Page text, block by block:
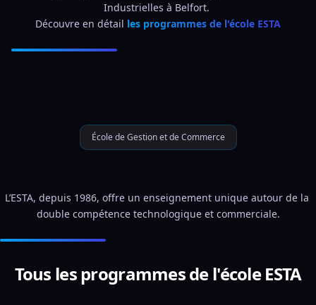
Industrielles à Belfort.
Découvre en détail les programmes de l'école ESTA
École de Gestion et de Commerce
L’ESTA, depuis 1986, offre un enseignement unique autour de la
double compétence technologique et commerciale.
Tous les programmes de l'école ESTA